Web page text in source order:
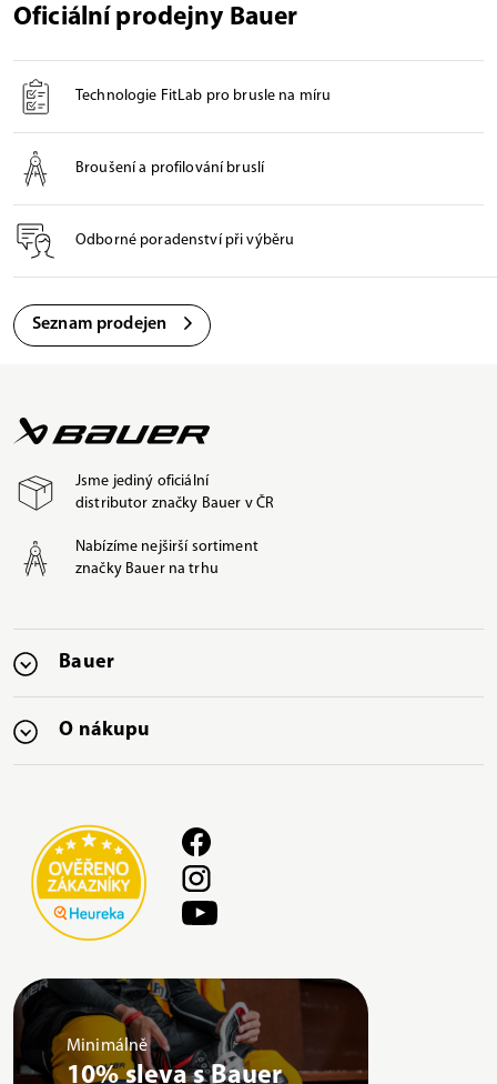
Oficiální prodejny Bauer
Technologie FitLab pro brusle na míru
Broušení a profilování bruslí
Odborné poradenství při výběru
Seznam prodejen
Jsme jediný oficiální
distributor značky Bauer v ČR
Nabízíme nejširší sortiment
značky Bauer na trhu
Bauer
O nákupu
Minimálně
10% sleva s Bauer